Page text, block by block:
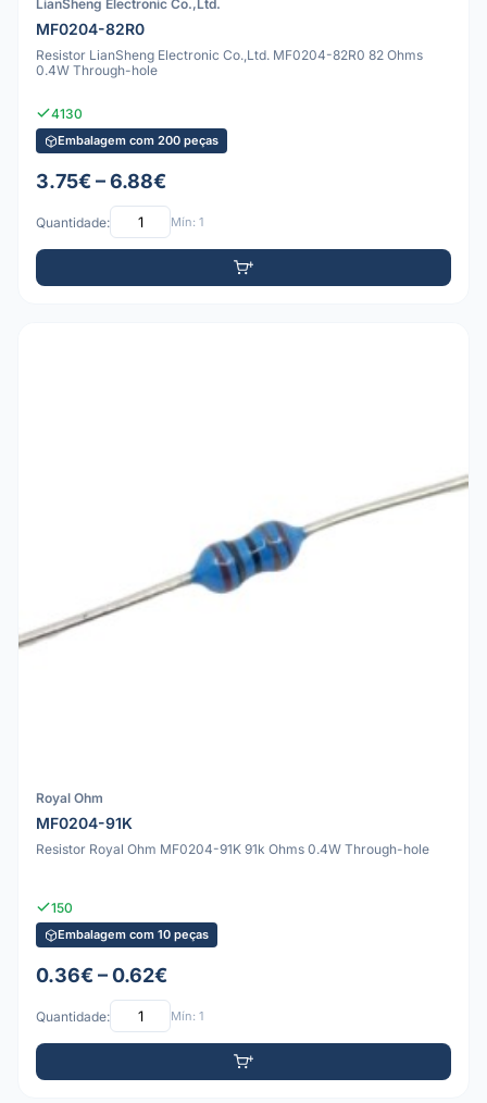
LianSheng Electronic Co.,Ltd.
MF0204-82R0
Resistor LianSheng Electronic Co.,Ltd. MF0204-82R0 82 Ohms
0.4W Through-hole
4130
Embalagem com 200 peças
3.75€ – 6.88€
Quantidade: Mín: 1
Royal Ohm
MF0204-91K
Resistor Royal Ohm MF0204-91K 91k Ohms 0.4W Through-hole
150
Embalagem com 10 peças
0.36€ – 0.62€
Quantidade: Mín: 1